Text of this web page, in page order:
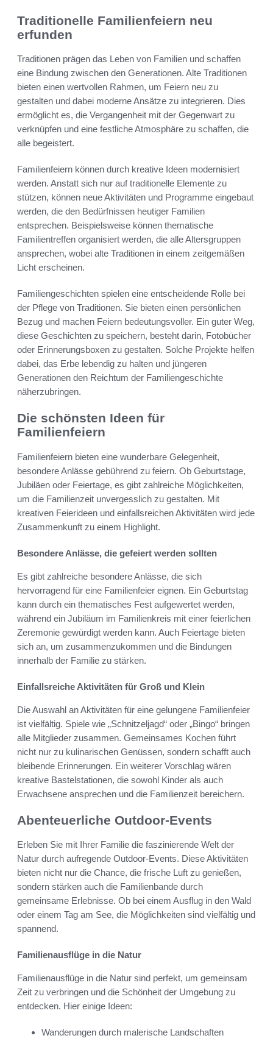
Traditionelle Familienfeiern neu
erfunden
Traditionen prägen das Leben von Familien und schaffen
eine Bindung zwischen den Generationen. Alte Traditionen
bieten einen wertvollen Rahmen, um Feiern neu zu
gestalten und dabei moderne Ansätze zu integrieren. Dies
ermöglicht es, die Vergangenheit mit der Gegenwart zu
verknüpfen und eine festliche Atmosphäre zu schaffen, die
alle begeistert.
Familienfeiern können durch kreative Ideen modernisiert
werden. Anstatt sich nur auf traditionelle Elemente zu
stützen, können neue Aktivitäten und Programme eingebaut
werden, die den Bedürfnissen heutiger Familien
entsprechen. Beispielsweise können thematische
Familientreffen organisiert werden, die alle Altersgruppen
ansprechen, wobei alte Traditionen in einem zeitgemäßen
Licht erscheinen.
Familiengeschichten spielen eine entscheidende Rolle bei
der Pflege von Traditionen. Sie bieten einen persönlichen
Bezug und machen Feiern bedeutungsvoller. Ein guter Weg,
diese Geschichten zu speichern, besteht darin, Fotobücher
oder Erinnerungsboxen zu gestalten. Solche Projekte helfen
dabei, das Erbe lebendig zu halten und jüngeren
Generationen den Reichtum der Familiengeschichte
näherzubringen.
Die schönsten Ideen für
Familienfeiern
Familienfeiern bieten eine wunderbare Gelegenheit,
besondere Anlässe gebührend zu feiern. Ob Geburtstage,
Jubiläen oder Feiertage, es gibt zahlreiche Möglichkeiten,
um die Familienzeit unvergesslich zu gestalten. Mit
kreativen Feierideen und einfallsreichen Aktivitäten wird jede
Zusammenkunft zu einem Highlight.
Besondere Anlässe, die gefeiert werden sollten
Es gibt zahlreiche besondere Anlässe, die sich
hervorragend für eine Familienfeier eignen. Ein Geburtstag
kann durch ein thematisches Fest aufgewertet werden,
während ein Jubiläum im Familienkreis mit einer feierlichen
Zeremonie gewürdigt werden kann. Auch Feiertage bieten
sich an, um zusammenzukommen und die Bindungen
innerhalb der Familie zu stärken.
Einfallsreiche Aktivitäten für Groß und Klein
Die Auswahl an Aktivitäten für eine gelungene Familienfeier
ist vielfältig. Spiele wie „Schnitzeljagd“ oder „Bingo“ bringen
alle Mitglieder zusammen. Gemeinsames Kochen führt
nicht nur zu kulinarischen Genüssen, sondern schafft auch
bleibende Erinnerungen. Ein weiterer Vorschlag wären
kreative Bastelstationen, die sowohl Kinder als auch
Erwachsene ansprechen und die Familienzeit bereichern.
Abenteuerliche Outdoor-Events
Erleben Sie mit Ihrer Familie die faszinierende Welt der
Natur durch aufregende Outdoor-Events. Diese Aktivitäten
bieten nicht nur die Chance, die frische Luft zu genießen,
sondern stärken auch die Familienbande durch
gemeinsame Erlebnisse. Ob bei einem Ausflug in den Wald
oder einem Tag am See, die Möglichkeiten sind vielfältig und
spannend.
Familienausflüge in die Natur
Familienausflüge in die Natur sind perfekt, um gemeinsam
Zeit zu verbringen und die Schönheit der Umgebung zu
entdecken. Hier einige Ideen:
Wanderungen durch malerische Landschaften